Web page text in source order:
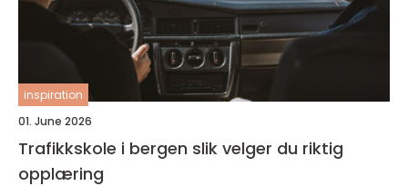
inspiration
01. June 2026
Trafikkskole i bergen slik velger du riktig
opplæring